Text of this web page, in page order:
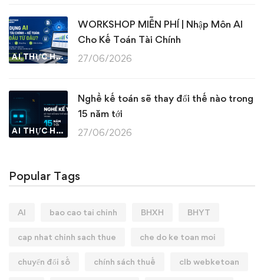
AI THỰC HÀNH
WORKSHOP MIỄN PHÍ | Nhập Môn AI
Cho Kế Toán Tài Chính
27/06/2026
AI THỰC HÀNH
Nghề kế toán sẽ thay đổi thế nào trong
15 năm tới
27/06/2026
Popular Tags
AI bao cao tai chinh BHXH BHYT
cap nhat chinh sach thue che do ke toan moi
chuyển đổi số chính sách thuế clb webketoan